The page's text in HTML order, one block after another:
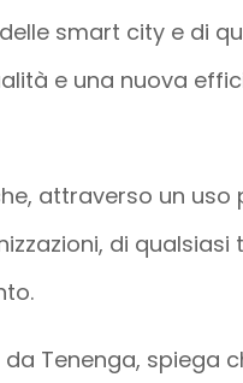
smart city e di
e una nuova
attraverso un
di
Tenenga, spiega